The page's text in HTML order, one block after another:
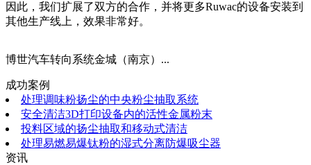
因此，我们扩展了双方的合作，并将更多Ruwac的设备安装到
其他生产线上，效果非常好。
博世汽车转向系统金城（南京）...
成功案例
处理调味粉扬尘的中央粉尘抽取系统
安全清洁3D打印设备内的活性金属粉末
投料区域的扬尘抽取和移动式清洁
处理易燃易爆钛粉的湿式分离防爆吸尘器
资讯